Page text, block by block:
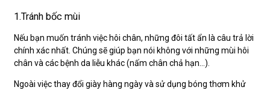
1.Tránh bốc mùi
Nếu bạn muốn tránh việc hôi chân, những đôi tất ẩn là câu trả lời
chính xác nhất. Chúng sẽ giúp bạn nói không với những mùi hôi
chân và các bệnh da liễu khác (nấm chân chả hạn…).
Ngoài việc thay đổi giày hàng ngày và sử dụng bóng thơm khử